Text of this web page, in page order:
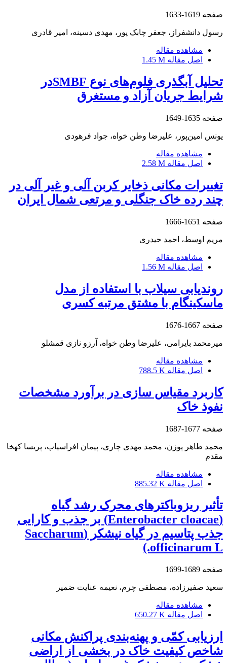
صفحه 1619-1633
رسول دانشفراز، جعفر چابک پور، مهدی دسینه، امیر قادری
مشاهده مقاله
اصل مقاله 1.45 M
تحلیل آبگذری فلوم‌های نوع SMBFدر
شرایط جریان آزاد و مستغرق
صفحه 1635-1649
یونس امین‌پور، علیرضا وطن خواه، جواد فرهودی
مشاهده مقاله
اصل مقاله 2.58 M
تغییرات مکانی ذخایر کربن آلی و غیر آلی در
چند رده خاک جنگلی و مرتعی شمال ایران
صفحه 1651-1666
مریم اوسط، احمد حیدری
مشاهده مقاله
اصل مقاله 1.56 M
روندیابی سیلاب با استفاده از مدل
ماسکینگام با مشتق مرتبه کسری
صفحه 1667-1676
میرمحمد بایرامی، علیرضا وطن خواه، آرزو نازی قمشلو
مشاهده مقاله
اصل مقاله 788.5 K
کاربرد مقیاس سازی در برآورد مشخصات
نفوذ خاک
صفحه 1677-1687
محمد طاهر پوزن، محمد مهدی چاری، پیمان افراسیاب، پریسا کهخا
مقدم
مشاهده مقاله
اصل مقاله 885.32 K
تأثیر ریزوباکترهای محرک رشد گیاه
(Enterobacter cloacae) بر جذب و کارایی
جذب پتاسیم در گیاه نیشکر (Saccharum
officinarum L.)
صفحه 1689-1699
سعید صفیرزاده، مصطفی چرم، نعیمه عنایت ضمیر
مشاهده مقاله
اصل مقاله 650.27 K
ارزیابی کمّی و پهنه‌بندی پراکنش مکانی
شاخص کیفیت خاک در بخشی از اراضی